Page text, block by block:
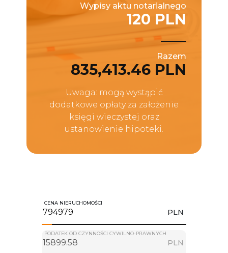
Wypisy aktu notarialnego
120 PLN
Razem
835,413.46 PLN
Uwaga: mogą wystąpić
dodatkowe opłaty za założenie
księgi wieczystej oraz
ustanowienie hipoteki.
CENA NIERUCHOMOŚCI
PLN
PODATEK OD CZYNNOŚCI CYWILNO-PRAWNYCH
PLN